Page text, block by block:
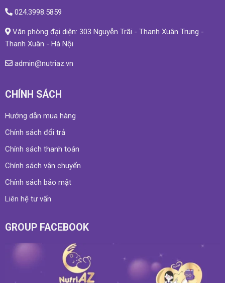
024.3998.5859
Văn phòng đại diện: 303 Nguyễn Trãi - Thanh Xuân Trung -
Thanh Xuân - Hà Nội
admin@nutriaz.vn
CHÍNH SÁCH
Hướng dẫn mua hàng
Chính sách đổi trả
Chính sách thanh toán
Chính sách vận chuyển
Chính sách bảo mật
Liên hệ tư vấn
GROUP FACEBOOK